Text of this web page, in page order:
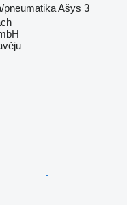
pneumatikaAšys 3